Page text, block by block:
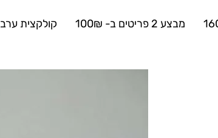
מבצע 2 פריטים ב- 100₪ קולקצית ערב